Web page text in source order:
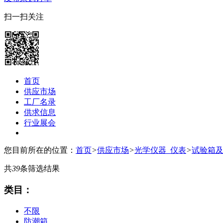
扫一扫关注
首页
供应市场
工厂名录
供求信息
行业展会
您目前所在的位置： 首页>供应市场>光学仪器_仪表>试验箱
共39条筛选结果
类目：
不限
防潮箱